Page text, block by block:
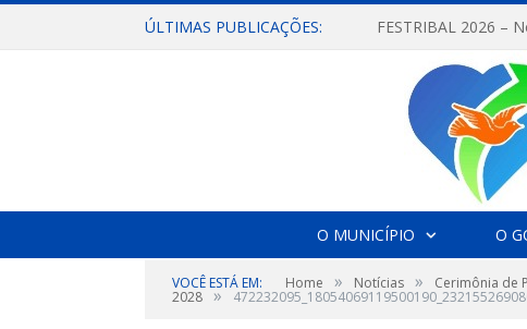
ÚLTIMAS PUBLICAÇÕES:
O MUNICÍPIO O
VOCÊ ESTÁ EM: Home » Notícias » Cerimônia de
2028 »